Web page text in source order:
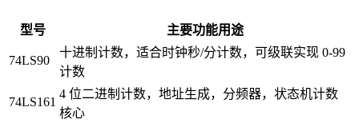
型号 主要功能用途
74LS90
十进制计数，适合时钟秒/分计数，可级联实现 0-99
计数
74LS161
4 位二进制计数，地址生成，分频器，状态机计数
核心